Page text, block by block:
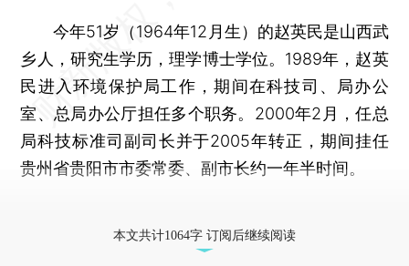
今年51岁（1964年12月生）的赵英民是山西武
乡人，研究生学历，理学博士学位。1989年，赵英
民进入环境保护局工作，期间在科技司、局办公
室、总局办公厅担任多个职务。2000年2月，任总
局科技标准司副司长并于2005年转正，期间挂任
贵州省贵阳市市委常委、副市长约一年半时间。
本文共计1064字 订阅后继续阅读